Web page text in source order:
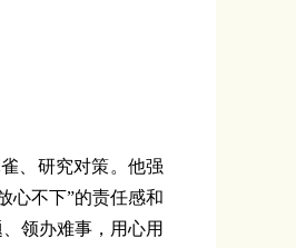
、研究对策。他强
心不下”的责任感和
领办难事，用心用